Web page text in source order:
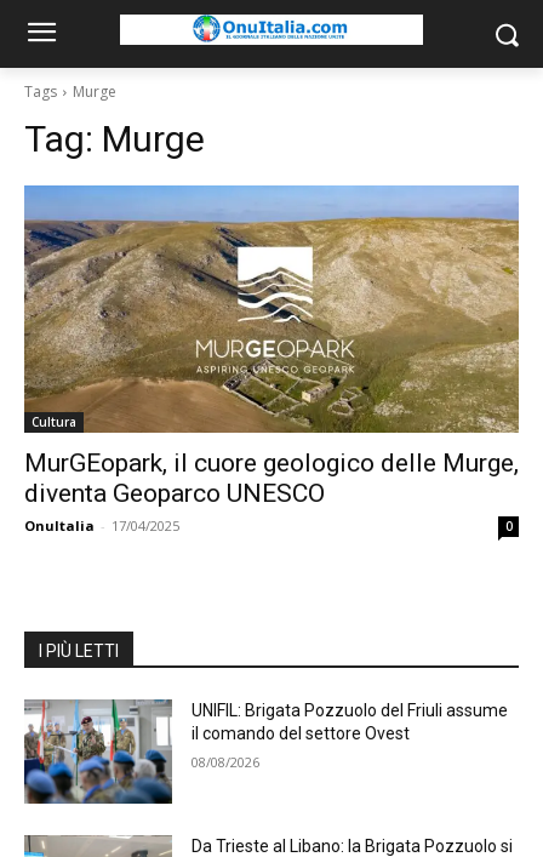
Tags Murge
Tag: Murge
Cultura
MurGEopark, il cuore geologico delle Murge,
diventa Geoparco UNESCO
OnuItalia - 17/04/2025 0
I PIÙ LETTI
UNIFIL: Brigata Pozzuolo del Friuli assume
il comando del settore Ovest
08/08/2026
Da Trieste al Libano: la Brigata Pozzuolo si